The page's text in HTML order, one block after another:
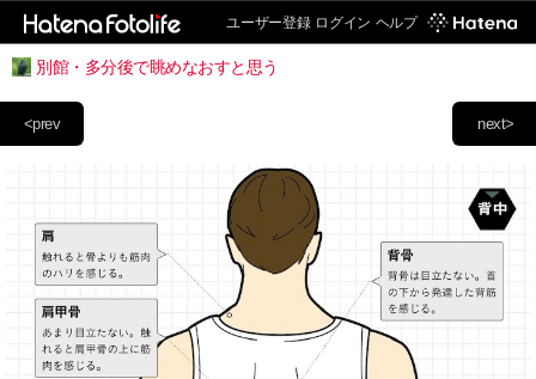
ユーザー登録 ログイン ヘルプ
別館・多分後で眺めなおすと思う
next>
<prev